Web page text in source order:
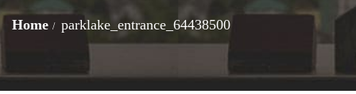
Home parklake_entrance_64438500